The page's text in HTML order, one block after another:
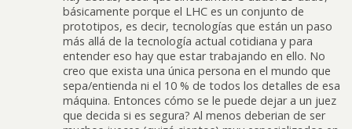
básicamente porque el LHC es un conjunto de
prototipos, es decir, tecnologías que están un paso
más allá de la tecnología actual cotidiana y para
entender eso hay que estar trabajando en ello. No
creo que exista una única persona en el mundo que
sepa/entienda ni el 10 % de todos los detalles de esa
máquina. Entonces cómo se le puede dejar a un juez
que decida si es segura? Al menos deberian de ser